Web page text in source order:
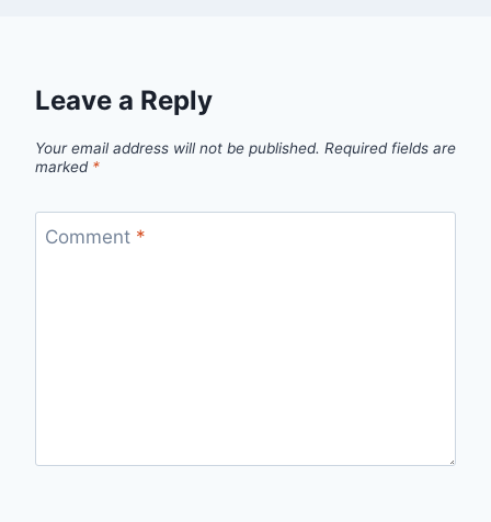
Leave a Reply
Your email address will not be published. Required fields are
marked *
Comment *